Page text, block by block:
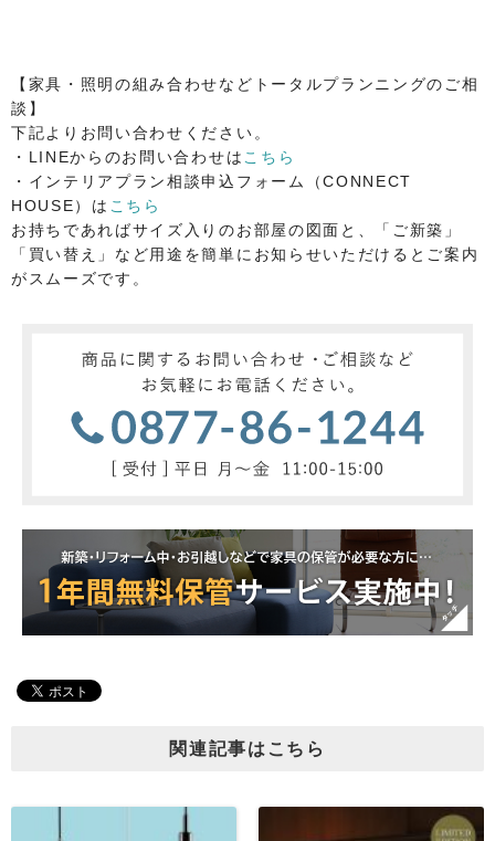
【家具・照明の組み合わせなどトータルプランニングのご相
談】
下記よりお問い合わせください。
・LINEからのお問い合わせは こちら
・インテリアプラン相談申込フォーム（CONNECT
HOUSE）は こちら
お持ちであればサイズ入りのお部屋の図面と、「ご新築」
「買い替え」など用途を簡単にお知らせいただけるとご案内
がスムーズです。
関連記事はこちら